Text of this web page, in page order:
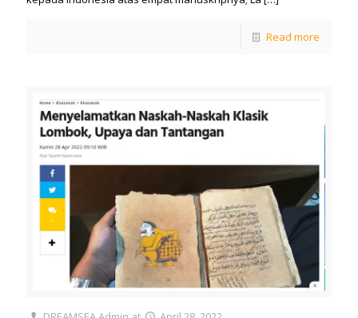
Read more